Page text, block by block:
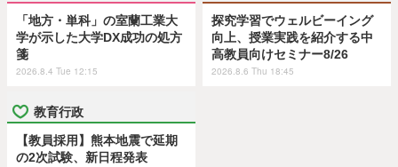
「地方・単科」の室蘭工業大
学が示した大学DX成功の処方
箋
2026.8.4 Tue 12:15
探究学習でウェルビーイング
向上、授業実践を紹介する中
高教員向けセミナー8/26
2026.8.6 Thu 18:45
教育行政
【教員採用】熊本地震で延期
の2次試験、新日程発表